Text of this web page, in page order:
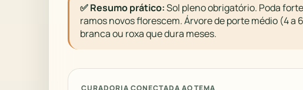
✅ Resumo prático:Sol pleno obrigatório. Poda
ramos novos florescem. Árvore de porte médio (4
branca ou roxa que dura meses.
CURADORIA CONECTADA AO TEMA